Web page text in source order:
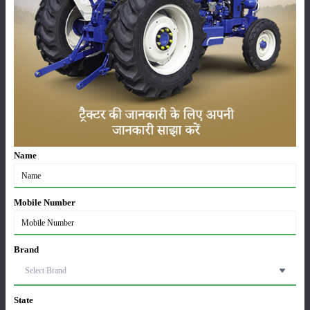
मुख्यतया ऐसी समस्या मानसून काल और गर्मियों के दिनों में नजर आती है परंतु
कभी-कभी सर्दियों के मौसम में भी प्रातः काल के समय मछलियों के लिए ऐसी
दिक्कत हो सकती है।
इसके इलाज के लिए मछलियों को दिए जाने वाले भोजन को थोड़ा कम करना
होगा और पंप की सहायता से बाहर की पर्यावरणीय वायु को अंदर प्रसारित
करना होगा, जिससे कि जल में घुली हुई ऑक्सीजन की मात्रा को एक अच्छे
स्तर पर पुनः पहुंचाया जा सके।
अमोनिया पॉइजनिंग :
जब भी किसी फिश टैंक को शुरुआत में स्थापित किया जाता है और उसमें
एकसाथ ही सही अधिक मात्रा में मछलियां लाकर डाल दी जाती है तो उस पूरे
टैंक में अमोनिया की मात्रा काफी बढ़ सकती है।
ऐसी समस्या होने पर मछलियों के गलफड़े लाल आकार के हो जाते है और उन्हें
Name
Mobile Number
Brand
State